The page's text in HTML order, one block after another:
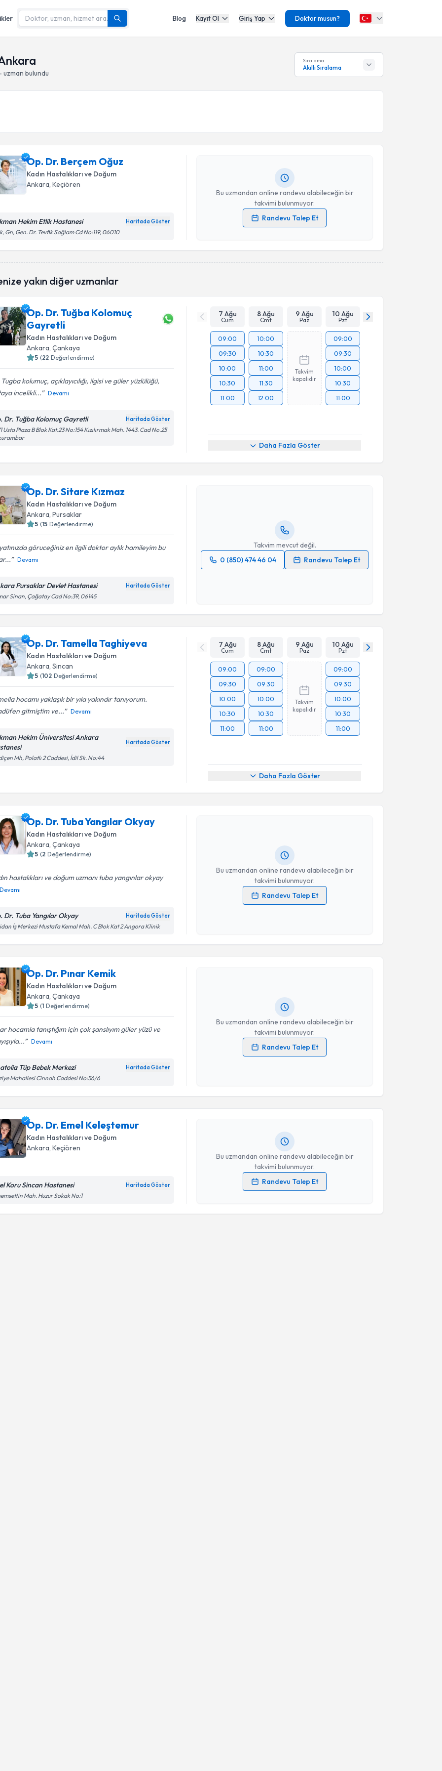
Blog Kayıt Ol Giriş Yap Doktor musun?
bulundu
Sıralama
Akıllı Sıralama
Op. Dr. Berçem Oğuz
Kadın Hastalıkları ve Doğum
Ankara, Keçiören
Hekim Etlik Hastanesi Haritada Göster
Gn, Gen. Dr. Tevfik Sağlam Cd No:119, 06010
Bu uzmandan online randevu alabileceğin bir
takvimi bulunmuyor.
Randevu Talep Et
Kişisel verilerimin işlenmesine ilişkinAydınlatma Metni
işlenmesini kabul ediyorum.
yakın diğer uzmanlar
Op. Dr. Tuğba Kolomuç
Gayretli
Kadın Hastalıkları ve Doğum
Ankara, Çankaya
5 (22 Değerlendirme)
kolumuç, açıklayıcılığı, ilgisi ve güler yüzlülüğü,
incelikli...
Devamı
Dr. Tuğba Kolomuç Gayretli Haritada Göster
Usta Plaza B Blok Kat.23 No:154 Kızılırmak Mah. 1443. Cad No.25
7 Ağu
Cum
8 Ağu
Cmt
9 Ağu
Paz
10 Ağu
Pzt
09:00
09:30
10:00
10:30
11:00
10:00
10:30
11:00
11:30
12:00
Takvim
kapalıdır
09:00
09:30
10:00
10:30
11:00
Daha Fazla Göster
Op. Dr. Sitare Kızmaz
Kadın Hastalıkları ve Doğum
Ankara , Pursaklar
5 (15 Değerlendirme)
göruceğiniz en ilgili doktor aylık hamileyim bu
Devamı
Pursaklar Devlet Hastanesi Haritada Göster
Sinan, Çağatay Cad No:39, 06145
Takvim mevcut değil.
0 (850) 474 46 04
Randevu Talep Et
Randevu Takvimi Talebi
Op. Dr. Sitare Kızmaz
Takvim Talebini Gönder
Op. Dr. Tamella Taghiyeva
Kadın Hastalıkları ve Doğum
Ankara , Sincan
5 (102 Değerlendirme)
hocamı yaklaşık bir yıla yakındır tanıyorum.
gitmiştim ve...
Devamı
Hekim Üniversitesi Ankara
Haritada Göster
Mh, Polatlı 2 Caddesi, İdil Sk. No:44
7 Ağu
Cum
8 Ağu
Cmt
9 Ağu
Paz
10 Ağu
Pzt
09:00
09:30
10:00
10:30
11:00
09:00
09:30
10:00
10:30
11:00
Takvim
kapalıdır
09:00
09:30
10:00
10:30
11:00
Daha Fazla Göster
Op. Dr. Tuba Yangılar Okyay
Kadın Hastalıkları ve Doğum
Ankara, Çankaya
5 (2 Değerlendirme)
hastalıkları ve doğum uzmanı tuba yangınlar okyay
Devamı
Dr. Tuba Yangılar Okyay Haritada Göster
İş Merkezi Mustafa Kemal Mah. C Blok Kat 2 Angora Klinik
Bu uzmandan online randevu alabileceğin bir
takvimi bulunmuyor.
Randevu Talep Et
Randevu Takvimi Talebi
Op. Dr. Tuba Yangılar Okyay
Kişisel verilerimin işlenmesine ilişkinAydınlatma Metni
Takvim Talebini Gönder
Op. Dr. Pınar Kemik
Kadın Hastalıkları ve Doğum
Ankara, Çankaya
5 (1 Değerlendirme)
hocamla tanıştığım için çok şanslıyım güler yüzü ve
Devamı
Tüp Bebek Merkezi Haritada Göster
Mahallesi Cinnah Caddesi No:56/6
Bu uzmandan online randevu alabileceğin bir
takvimi bulunmuyor.
Randevu Talep Et
Randevu Takvimi Talebi
Op. Dr. Pınar Kemik
Kişisel verilerimin işlenmesine ilişkinAydınlatma Metni
Takvim Talebini Gönder
Op. Dr. Emel Keleştemur
Kadın Hastalıkları ve Doğum
Ankara, Keçiören
Koru Sincan Hastanesi Haritada Göster
Mah. Huzur Sokak No:1
Bu uzmandan online randevu alabileceğin bir
takvimi bulunmuyor.
Randevu Talep Et
Kişisel verilerimin işlenmesine ilişkinAydınlatma Metni
işlenmesini kabul ediyorum.